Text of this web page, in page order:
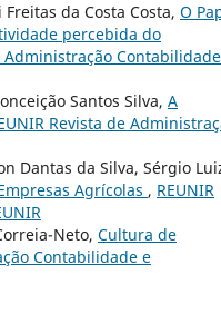
da Costa Costa, O
percebida do
Administração
Santos Silva, A
Revista de
Dantas da Silva, Sérgio
Agrícolas , REUNIR
Neto, Cultura de
Contabilidade e